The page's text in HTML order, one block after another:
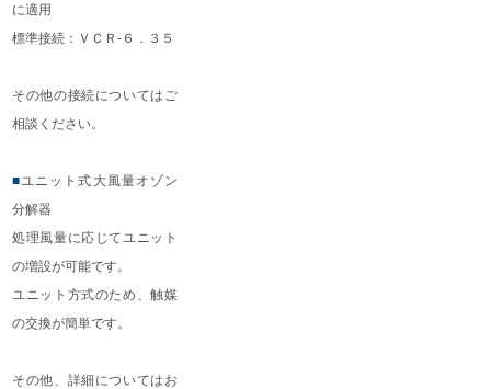
に適用
標準接続：ＶＣＲ-６．３５
その他の接続についてはご
相談ください。
■ ユニット式大風量オゾン
分解器
処理風量に応じてユニット
の増設が可能です。
ユニット方式のため、触媒
の交換が簡単です。
その他、詳細についてはお